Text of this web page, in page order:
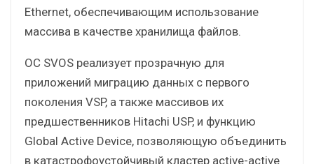
Ethernet, обеспечивающим использование
массива в качестве хранилища файлов.
ОС SVOS реализует прозрачную для
приложений миграцию данных с первого
поколения VSP, а также массивов их
предшественников Hitachi USP, и функцию
Global Active Device, позволяющую объединить
в катастрофоустойчивый кластер active-active